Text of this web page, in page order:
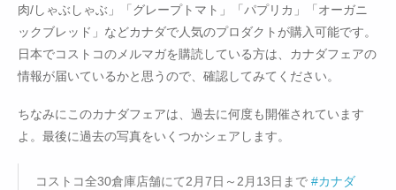
肉/しゃぶしゃぶ」「グレープトマト」「パプリカ」「オーガニ
ックブレッド」などカナダで人気のプロダクトが購入可能です。
日本でコストコのメルマガを購読している方は、カナダフェアの
情報が届いているかと思うので、確認してみてください。
ちなみにこのカナダフェアは、過去に何度も開催されています
よ。最後に過去の写真をいくつかシェアします。
コストコ全30倉庫店舗にて2月7日～2月13日まで #カナダ